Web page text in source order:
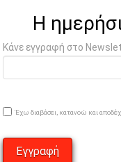
Η
Κάνε εγγραφή στο
Έχω διαβάσει, κατανοώ και